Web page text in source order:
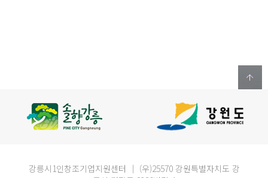
강릉시1인창조기업지원센터 ｜ (우)25570 강원특별자치도 강